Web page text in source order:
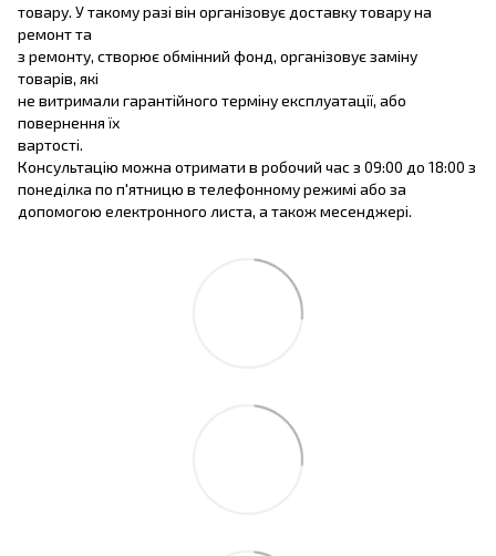
товару. У такому разі він організовує доставку товару на
ремонт та
з ремонту, створює обмінний фонд, організовує заміну
товарів, які
не витримали гарантійного терміну експлуатації, або
повернення їх
вартості.
Консультацію можна отримати в робочий час з 09:00 до 18:00 з
понеділка по п'ятницю в телефонному режимі або за
допомогою електронного листа, а також месенджері.